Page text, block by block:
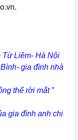
Từ Liêm- Hà Nội
gia đình nhà
thể rời mắt ”
gia đình anh chị